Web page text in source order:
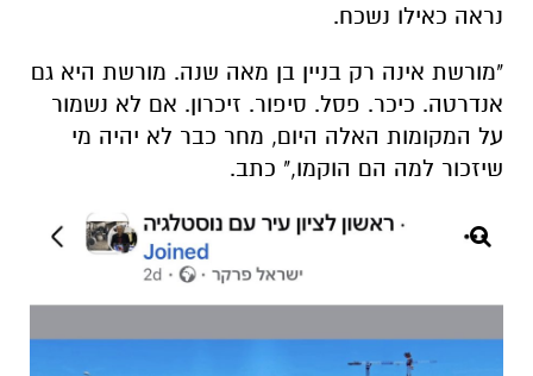
נראה כאילו נשכח.
"מורשת אינה רק בניין בן מאה שנה. מורשת היא גם
אנדרטה. כיכר. פסל. סיפור. זיכרון. אם לא נשמור
על המקומות האלה היום, מחר כבר לא יהיה מי
שיזכור למה הם הוקמו," כתב.